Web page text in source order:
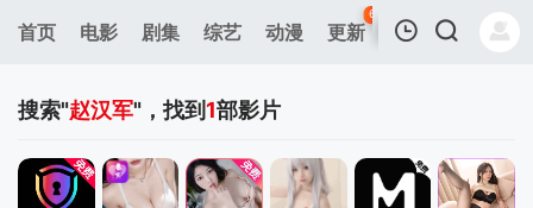
首页 电影 剧集 综艺 动漫 更新
63
热榜 APP
搜索"赵汉军"，找到 1部影片